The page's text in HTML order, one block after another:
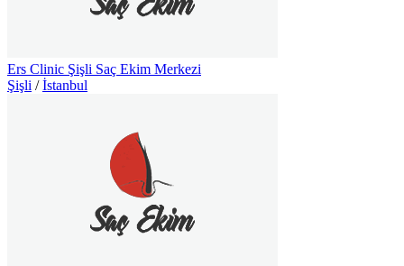
Ers Clinic Şişli Saç Ekim Merkezi
Şişli /İstanbul